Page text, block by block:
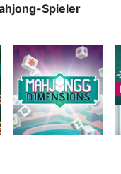
Spieler